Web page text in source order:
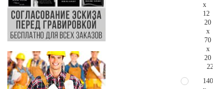
x
12
20
x
70
x
20
140